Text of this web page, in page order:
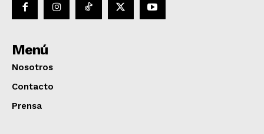
Menú
Nosotros
Contacto
Prensa